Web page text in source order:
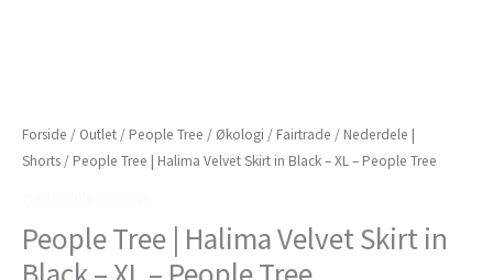
Forside / Outlet / People Tree / Økologi / Fairtrade / Nederdele |
Shorts / People Tree | Halima Velvet Skirt in Black – XL – People Tree
People Tree | Halima Velvet Skirt in